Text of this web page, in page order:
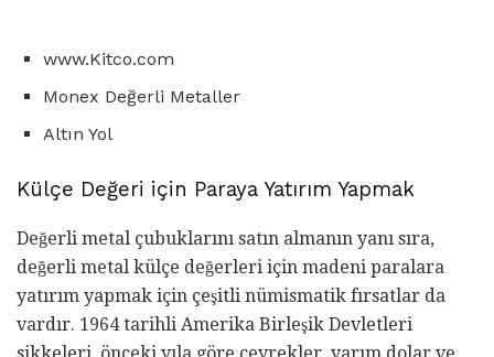
www.Kitco.com
Monex Değerli Metaller
Altın Yol
Külçe Değeri için Paraya Yatırım Yapmak
Değerli metal çubuklarını satın almanın yanı sıra,
değerli metal külçe değerleri için madeni paralara
yatırım yapmak için çeşitli nümismatik fırsatlar da
vardır. 1964 tarihli Amerika Birleşik Devletleri
sikkeleri, önceki yıla göre çeyrekler, yarım dolar ve